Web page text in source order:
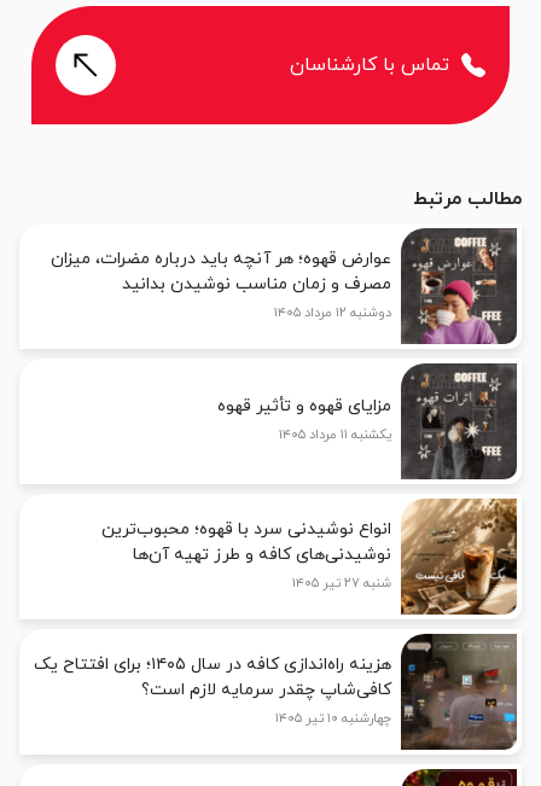
تماس با کارشناسان
مطالب مرتبط
عوارض قهوه؛ هر آنچه باید درباره مضرات، میزان
مصرف و زمان مناسب نوشیدن بدانید
دوشنبه ۱۲ مرداد ۱۴۰۵
مزایای قهوه و تأثیر قهوه
یکشنبه ۱۱ مرداد ۱۴۰۵
انواع نوشیدنی سرد با قهوه؛ محبوب‌ترین
نوشیدنی‌های کافه و طرز تهیه آن‌ها
شنبه ۲۷ تیر ۱۴۰۵
هزینه راه‌اندازی کافه در سال ۱۴۰۵؛ برای افتتاح یک
کافی‌شاپ چقدر سرمایه لازم است؟
چهارشنبه ۱۰ تیر ۱۴۰۵